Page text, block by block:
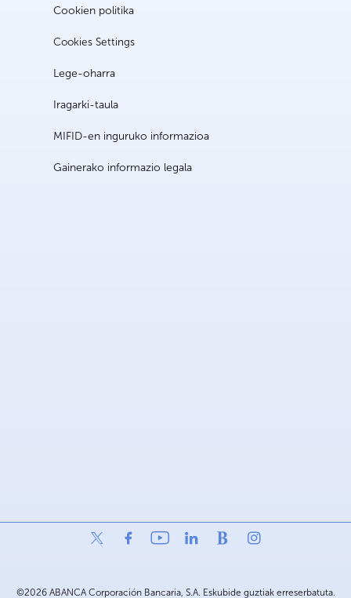
Cookien politika
Cookies Settings
Lege-oharra
Iragarki-taula
MIFID-en inguruko informazioa
Gainerako informazio legala
©2026 ABANCA Corporación Bancaria, S.A. Eskubide guztiak erreserbatuta.